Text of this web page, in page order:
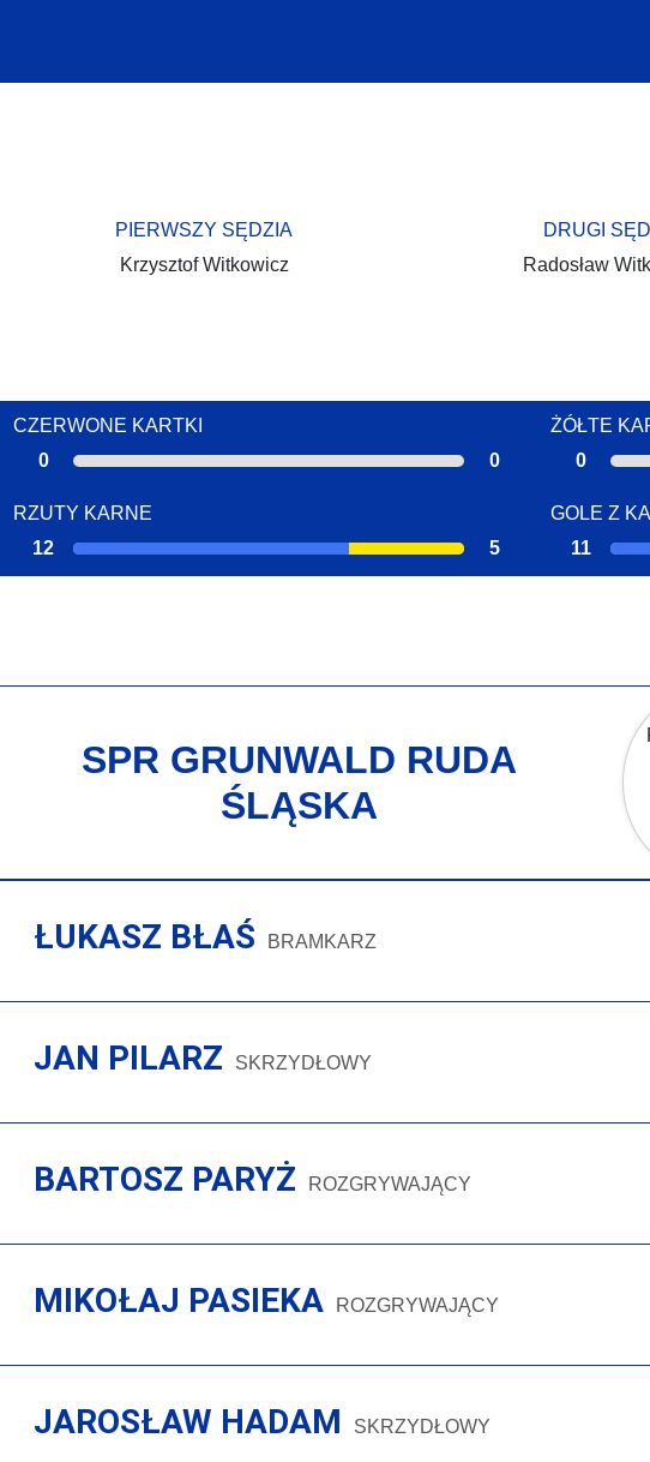
PIERWSZY SĘDZIA
Krzysztof Witkowicz
DRUGI
Radosław
CZERWONE KARTKI
0
0
ŻÓŁTE
0
RZUTY KARNE
12
5
GOLE Z
11
SPR GRUNWALD RUDA
ŚLĄSKA
ŁUKASZ BŁAŚ
BRAMKARZ
JAN PILARZ SKRZYDŁOWY
BARTOSZ PARYŻ ROZGRYWAJĄCY
MIKOŁAJ PASIEKA
ROZGRYWAJĄCY
JAROSŁAW HADAM
SKRZYDŁOWY